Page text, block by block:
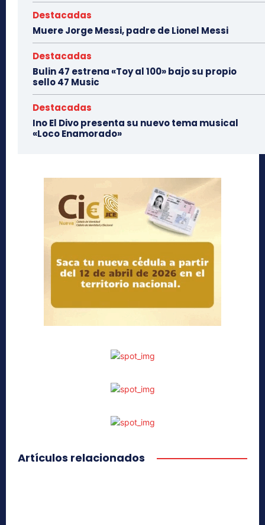
Destacadas
Muere Jorge Messi, padre de Lionel Messi
Destacadas
Bulin 47 estrena «Toy al 100» bajo su propio
sello 47 Music
Destacadas
Ino El Divo presenta su nuevo tema musical
«Loco Enamorado»
Artículos relacionados